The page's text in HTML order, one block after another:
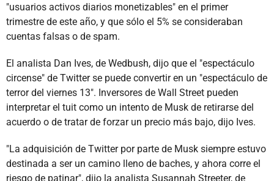
"usuarios activos diarios monetizables" en el primer
trimestre de este año, y que sólo el 5% se consideraban
cuentas falsas o de spam.
El analista Dan Ives, de Wedbush, dijo que el "espectáculo
circense" de Twitter se puede convertir en un "espectáculo de
terror del viernes 13". Inversores de Wall Street pueden
interpretar el tuit como un intento de Musk de retirarse del
acuerdo o de tratar de forzar un precio más bajo, dijo Ives.
"La adquisición de Twitter por parte de Musk siempre estuvo
destinada a ser un camino lleno de baches, y ahora corre el
riesgo de patinar", dijo la analista Susannah Streeter, de